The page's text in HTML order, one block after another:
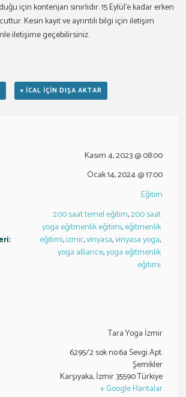
için kontenjan sınırlıdır. 15 Eylül’e kadar erken
Kesin kayıt ve ayrıntılı bilgi için iletişim
iletişime geçebilirsiniz.
+ ICAL IÇIN DIŞA AKTAR
Kasım 4, 2023 @ 08:00
Ocak 14, 2024 @ 17:00
Eğitim
200 saat temel eğitim,200 saat
yoga eğitmenlik eğitimi,eğitmenlik
eğitimi,izmir,vinyasa,vinyasa yoga,
yoga alliance,yoga eğitmenlik
eğitimi
Tara Yoga İzmir
6295/2 sok no:6a Sevgi Apt.
Şemikler
Karşıyaka,İzmir35590Türkiye
+ Google Haritalar